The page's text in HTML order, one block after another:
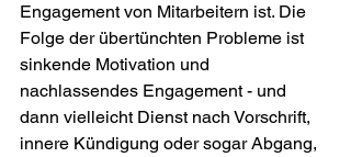
Engagement von Mitarbeitern ist. Die
Folge der übertünchten Probleme ist
sinkende Motivation und
nachlassendes Engagement - und
dann vielleicht Dienst nach Vorschrift,
innere Kündigung oder sogar Abgang,